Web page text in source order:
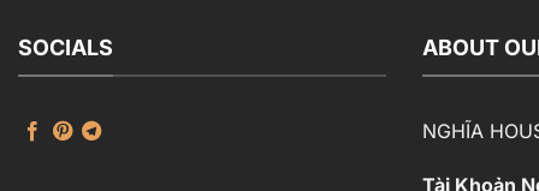
SOCIALS ABOUT
NGHĨA
Tài Khoản